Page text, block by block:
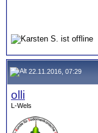
22.11.2016, 07:29
olli
L-Wels